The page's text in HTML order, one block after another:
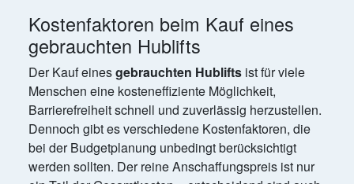
Kostenfaktoren beim Kauf eines
gebrauchten Hublifts
Der Kauf einesgebrauchten Hublifts ist für viele
Menschen eine kosteneffiziente Möglichkeit,
Barrierefreiheit schnell und zuverlässig herzustellen.
Dennoch gibt es verschiedene Kostenfaktoren, die
bei der Budgetplanung unbedingt berücksichtigt
werden sollten. Der reine Anschaffungspreis ist nur